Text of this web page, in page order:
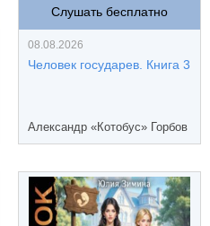
Слушать бесплатно
08.08.2026
Человек государев. Книга 3
Александр «Котобус» Горбов